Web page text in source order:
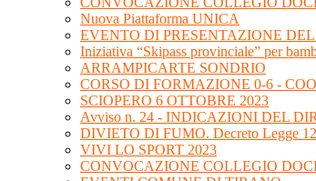
Nuova Piattaforma UNICA
EVENTO DI PRESENTAZIONE
Iniziativa “Skipass provinciale” per
ARRAMPICARTE SONDRIO
CORSO DI FORMAZIONE 0-6 -
SCIOPERO 6 OTTOBRE 2023
Avviso n. 24 - INDICAZIONI DEL
DIVIETO DI FUMO. Decreto Legge 12
VIVI LO SPORT 2023
CONVOCAZIONE COLLEGIO